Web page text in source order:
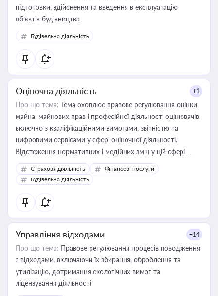
підготовки, здійснення та введення в експлуатацію
об’єктів будівництва
Будівельна діяльність
Оціночна діяльність +1
Про що тема: Тема охоплює правове регулювання оцінки
майна, майнових прав і професійної діяльності оцінювачів,
включно з кваліфікаційними вимогами, звітністю та
цифровими сервісами у сфері оціночної діяльності.
Відстеження нормативних і медійних змін у цій сфері
корисне для власника бізнесу, керівника, юриста або
бухгалтера під час оподаткування, приватизації, оренди
державного майна, корпоративних угод і перевірки
статусу суб'єктів оціночної діяльності
Страхова діяльність
Фінансові послуги
Будівельна діяльність
Управління відходами +14
Про що тема: Правове регулювання процесів поводження
з відходами, включаючи їх збирання, оброблення та
утилізацію, дотримання екологічних вимог та
ліцензування діяльності